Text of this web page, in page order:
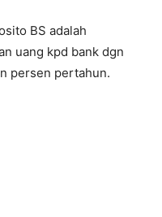
BS adalah
uang kpd bank dgn
persen pertahun.